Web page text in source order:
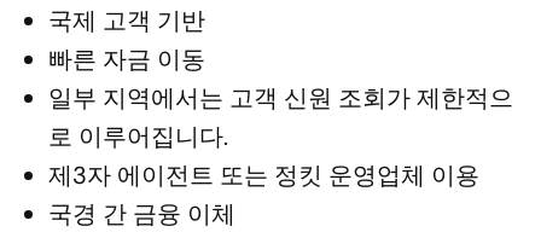
국제 고객 기반
빠른 자금 이동
일부 지역에서는 고객 신원 조회가 제한적으
로 이루어집니다.
제3자 에이전트 또는 정킷 운영업체 이용
국경 간 금융 이체